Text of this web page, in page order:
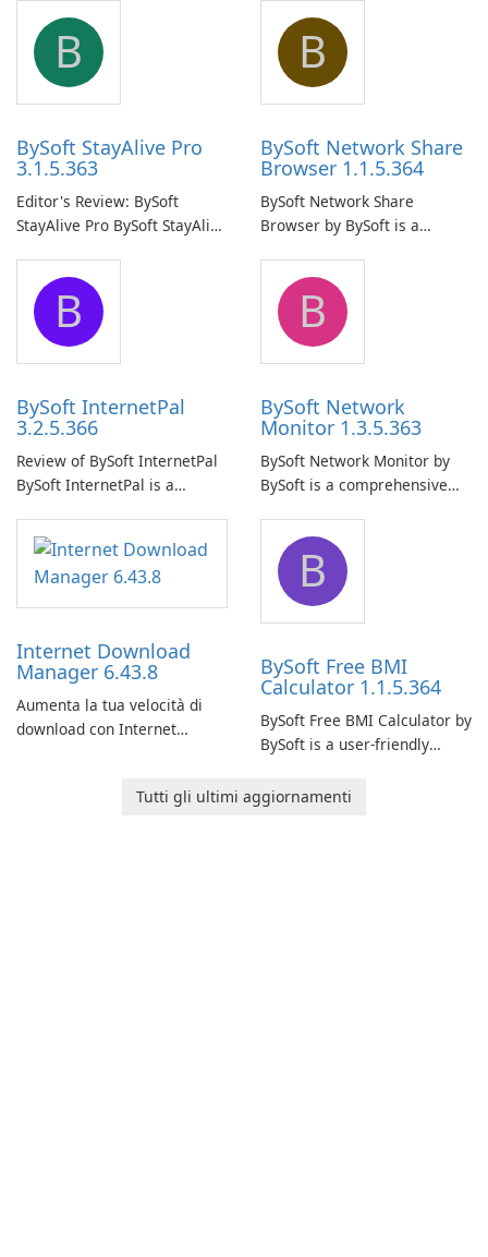
B
BySoft StayAlive Pro
3.1.5.363
Editor's Review: BySoft
StayAlive Pro BySoft StayAlive
application designed to
ensure the continuous and
uninterrupted operation of
your computer system.
B
BySoft Network Share
Browser 1.1.5.364
BySoft Network Share
Browser by BySoft is a
application that allows users
to easily browse and manage
shared folders on their
network.
B
BySoft InternetPal
3.2.5.366
Review of BySoft InternetPal
BySoft InternetPal is a
application designed to
monitor your internet
connection and provide real-
time insights into its
B
BySoft Network
Monitor 1.3.5.363
BySoft Network Monitor by
BySoft is a comprehensive
designed to help businesses
effectively manage their
network infrastructure.
Internet Download
Manager 6.43.8
Aumenta la tua velocità di
download con Internet
B
BySoft Free BMI
Calculator 1.1.5.364
BySoft Free BMI Calculator by
BySoft is a user-friendly
designed to help you
Tutti gli ultimi aggiornamenti